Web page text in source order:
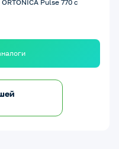
Pulse 770 с